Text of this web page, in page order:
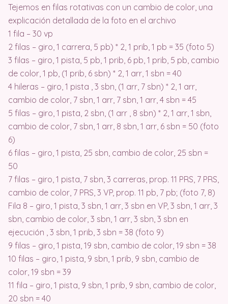
Tejemos en filas rotativas con un cambio de color, una
explicación detallada de la foto en el archivo
1 fila – 30 vp
2 filas – giro, 1 carrera, 5 pb) * 2, 1 prib, 1 pb = 35 (foto 5)
3 filas – giro, 1 pista, 5 pb, 1 prib, 6 pb, 1 prib, 5 pb, cambio
de color, 1 pb, (1 prib, 6 sbn) * 2, 1 arr, 1 sbn = 40
4 hileras – giro, 1 pista , 3 sbn, (1 arr, 7 sbn) * 2, 1 arr,
cambio de color, 7 sbn, 1 arr, 7 sbn, 1 arr, 4 sbn = 45
5 filas – giro, 1 pista, 2 sbn, (1 arr , 8 sbn) * 2, 1 arr, 1 sbn,
cambio de color, 7 sbn, 1 arr, 8 sbn, 1 arr, 6 sbn = 50 (foto
6)
6 filas – giro, 1 pista, 25 sbn, cambio de color, 25 sbn =
50
7 filas – giro, 1 pista, 7 sbn, 3 carreras, prop. 11 PRS, 7 PRS,
cambio de color, 7 PRS, 3 VP, prop. 11 pb, 7 pb; (foto 7, 8)
Fila 8 – giro, 1 pista, 3 sbn, 1 arr, 3 sbn en VP, 3 sbn, 1 arr, 3
sbn, cambio de color, 3 sbn, 1 arr, 3 sbn, 3 sbn en
ejecución , 3 sbn, 1 prib, 3 sbn = 38 (foto 9)
9 filas – giro, 1 pista, 19 sbn, cambio de color, 19 sbn = 38
10 filas – giro, 1 pista, 9 sbn, 1 prib, 9 sbn, cambio de
color, 19 sbn = 39
11 fila – giro, 1 pista, 9 sbn, 1 prib, 9 sbn, cambio de color,
20 sbn = 40